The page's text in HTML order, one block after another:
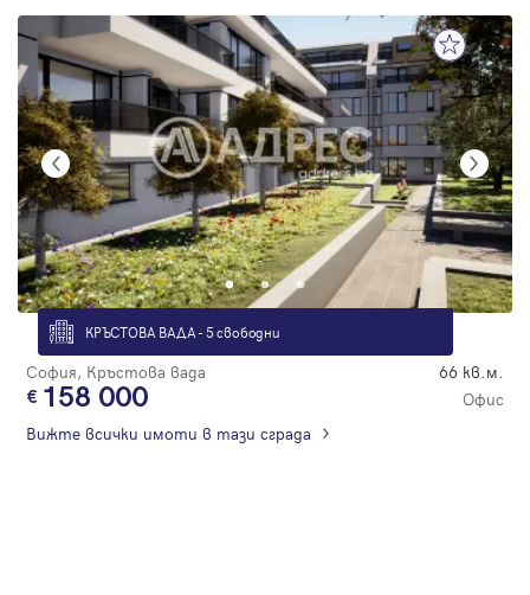
КРЪСТОВА ВАДА - 5 свободни
София, Кръстова вада 66 кв.м.
158 000
Офис
Вижте всички имоти в тази сграда